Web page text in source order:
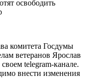
комитета Госдумы
ветеранов Ярослав
telegram-канале.
внести изменения